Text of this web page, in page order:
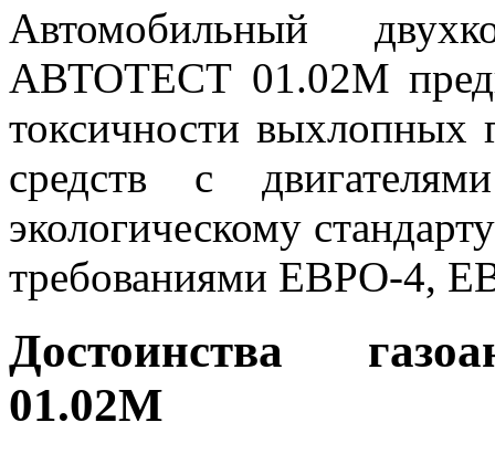
Автомобильный
АВТОТЕСТ 01.02М
токсичности выхлопных
средств с
экологическому
требованиями ЕВРО-4,
Достоинства
01.02М